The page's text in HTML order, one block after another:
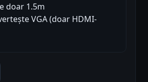
doar 1.5m
VGA (doar HDMI-